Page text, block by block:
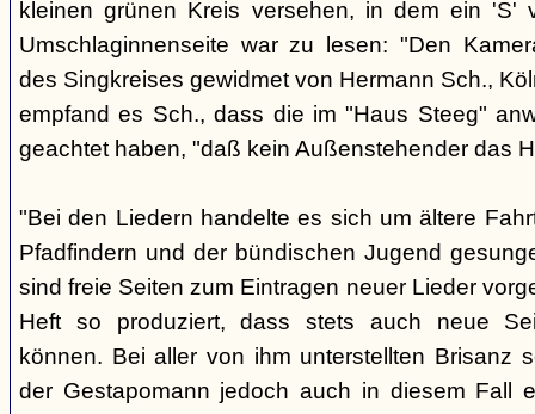
kleinen grünen Kreis versehen, in dem ein 'S'
Umschlaginnenseite war zu lesen: "Den
des Singkreises gewidmet von Hermann Sch.,
empfand es Sch., dass die im "Haus Steeg"
geachtet haben, "daß kein Außenstehender das
"Bei den Liedern handelte es sich um ältere
Pfadfindern und der bündischen Jugend
sind freie Seiten zum Eintragen neuer Lieder
Heft so produziert, dass stets auch neue
können. Bei aller von ihm unterstellten Brisanz
der Gestapomann jedoch auch in diesem Fall